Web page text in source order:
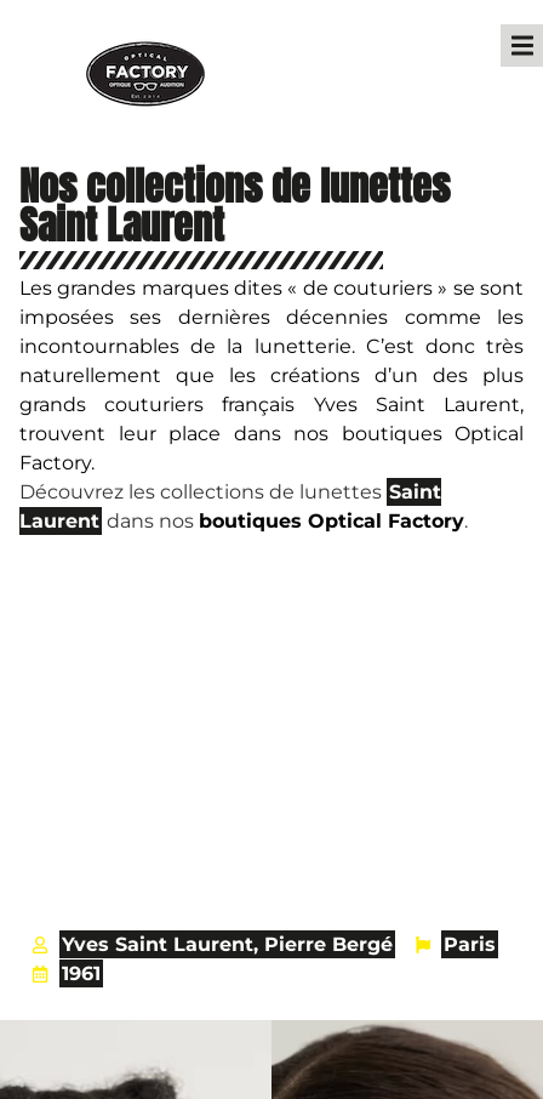
Nos collections de lunettes
Saint Laurent
Les grandes marques dites « de couturiers » se sont
imposées ses dernières décennies comme les
incontournables de la lunetterie. C’est donc très
naturellement que les créations d’un des plus
grands couturiers français Yves Saint Laurent,
trouvent leur place dans nos boutiques Optical
Factory.
Découvrez les collections de lunettes Saint
Laurent dans nos boutiques Optical Factory.
Yves Saint Laurent, Pierre Bergé
Paris
1961